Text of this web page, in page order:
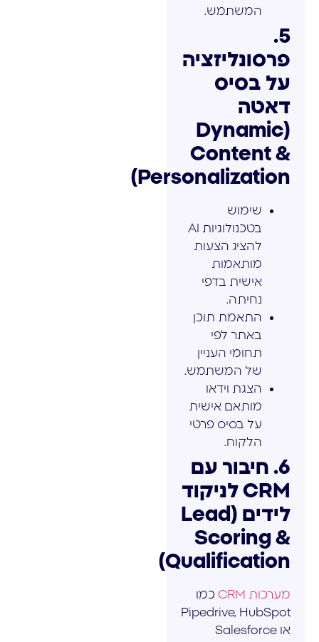
המשתמש.
5.
פרסונליזציה
על בסיס
דאטה
(Dynamic
Content &
Personalization)
שימוש
בטכנולוגיות AI
להציג הצעות
מותאמות
אישית בדפי
נחיתה.
התאמת תוכן
באתר לפי
תחומי העניין
של המשתמש.
הצגת וידאו
מותאם אישית
על בסיס פרטי
הלקוח.
6. חיבור עם
CRM לניקוד
לידים (Lead
Scoring &
Qualification)
מערכות CRM
כמו
Pipedrive, HubSpot
או Salesforce